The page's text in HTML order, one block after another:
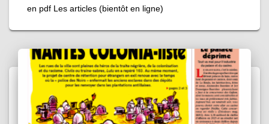
en pdf Les articles (bientôt en ligne)